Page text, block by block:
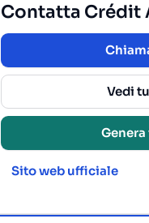
Contatta Crédit
Vedi
Sito web ufficiale